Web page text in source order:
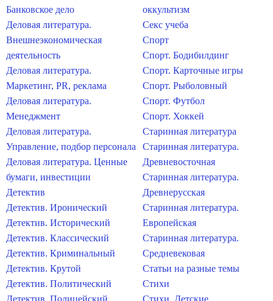
Банковское дело
Деловая литература.
Внешнеэкономическая
деятельность
Деловая литература.
Маркетинг, PR, реклама
Деловая литература.
Менеджмент
Деловая литература.
Управление, подбор персонала
Деловая литература. Ценные
бумаги, инвестиции
Детектив
Детектив. Иронический
Детектив. Исторический
Детектив. Классический
Детектив. Криминальный
Детектив. Крутой
Детектив. Политический
Детектив. Полицейский
оккультизм
Секс учеба
Спорт
Спорт. Бодибилдинг
Спорт. Карточные игры
Спорт. Рыболовный
Спорт. Футбол
Спорт. Хоккей
Старинная литература
Старинная литература.
Древневосточная
Старинная литература.
Древнерусская
Старинная литература.
Европейская
Старинная литература.
Средневековая
Статьи на разные темы
Стихи
Стихи. Детские